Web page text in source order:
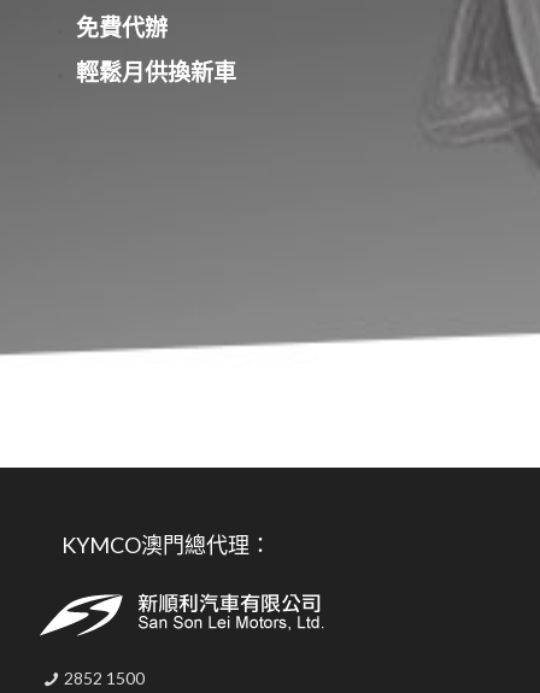
免費代辦
輕鬆月供換新車
KYMCO澳門總代理：
2852 1500